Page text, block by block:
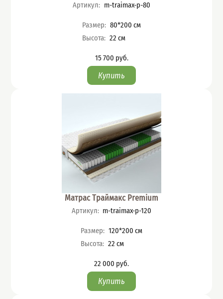
Артикул: m-traimax-p-80
Характеристики
Размер: 80*200 см
Высота: 22 см
Цена
15 700 руб.
Матрас Траймакс Premium
Артикул: m-traimax-p-120
Характеристики
Размер: 120*200 см
Высота: 22 см
Цена
22 000 руб.